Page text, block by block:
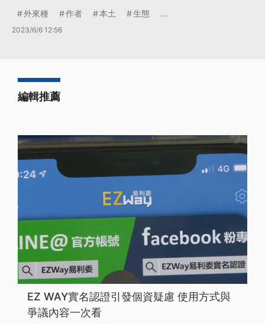
外來種 作者 本土 生態 ...
2023/6/6 12:56
編輯推薦
EZ WAY實名認證引發個資疑慮 使用方式與
爭議內容一次看